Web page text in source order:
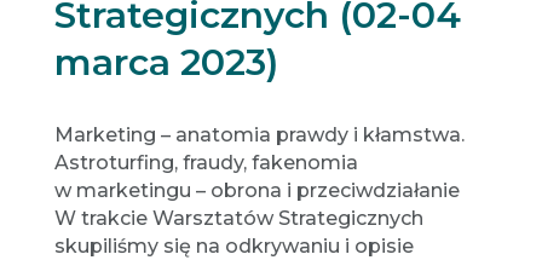
Strategicznych (02-04
marca 2023)
Marketing – anatomia prawdy i kłamstwa.
Astroturfing, fraudy, fakenomia
w marketingu – obrona i przeciwdziałanie
W trakcie Warsztatów Strategicznych
skupiliśmy się na odkrywaniu i opisie